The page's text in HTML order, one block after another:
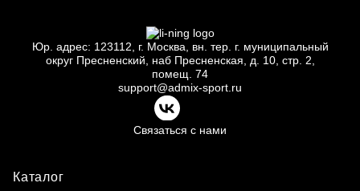
Юр. адрес: 123112, г. Москва, вн. тер. г. муниципальный
округ Пресненский, наб Пресненская, д.
10, стр. 2,
помещ. 74
support@admix-sport.ru
Связаться с нами
Каталог